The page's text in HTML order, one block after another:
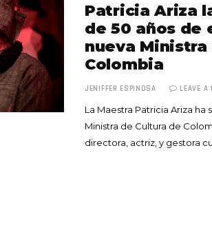
Patricia Ariza
de 50 años de
nueva
Colombia
JENIFFER ESPINOSA LEAVE A
La Maestra Patricia Ariza
Ministra de Cultura de
directora, actriz, y gestora